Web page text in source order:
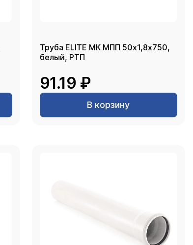
Труба ELITE МК МПП 50х1,8х750,
белый, РТП
91.19 ₽
В корзину